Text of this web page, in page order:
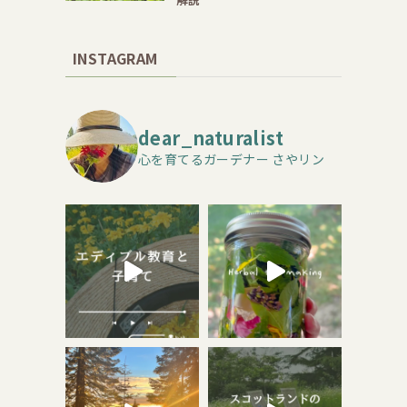
INSTAGRAM
dear_naturalist
心を育てるガーデナー さやリン